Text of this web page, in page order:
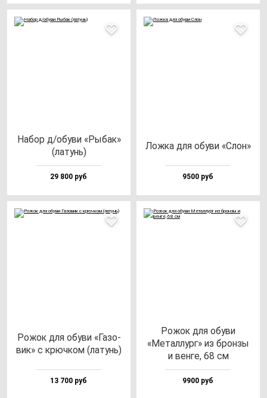
Набор д/обу­ви «Рыбак»
(ла­тунь)
29 800 руб
Лож­ка для обу­ви «Слон»
9500 руб
Рожок для обу­ви «Газо­
вик» с крюч­ком (ла­тунь)
13 700 руб
Рожок для обу­ви
«Метал­лург» из брон­зы
и вен­ге, 68 см
9900 руб